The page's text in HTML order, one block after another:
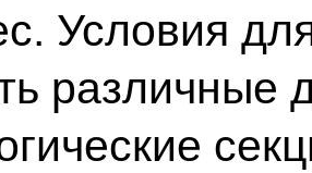
Условия
различные